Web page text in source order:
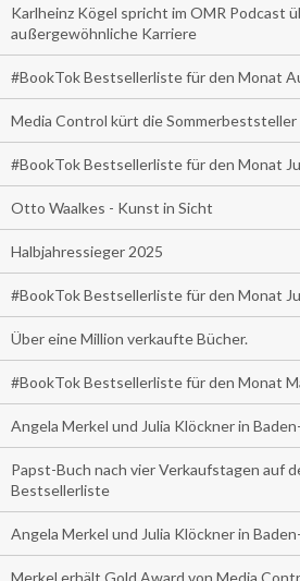
Karlheinz Kögel spricht im OMR Podcast
außergewöhnliche Karriere
#BookTok Bestsellerliste für den Monat
Media Control kürt die Sommerbeststeller
#BookTok Bestsellerliste für den Monat
Otto Waalkes - Kunst in Sicht
Halbjahressieger 2025
#BookTok Bestsellerliste für den Monat
Über eine Million verkaufte Bücher.
#BookTok Bestsellerliste für den Monat
Angela Merkel und Julia Klöckner in
Papst-Buch nach vier Verkaufstagen auf
Bestsellerliste
Angela Merkel und Julia Klöckner in